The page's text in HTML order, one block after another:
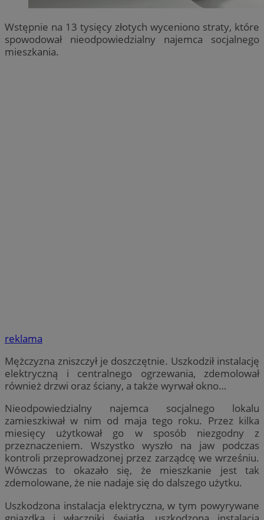
Wstępnie na 13 tysięcy złotych wyceniono straty, które
spowodował nieodpowiedzialny najemca socjalnego
mieszkania.
reklama
Mężczyzna zniszczył je doszczętnie. Uszkodził instalację
elektryczną i centralnego ogrzewania, zdemolował
również drzwi oraz ściany, a także wyrwał okno…
Nieodpowiedzialny najemca socjalnego lokalu
zamieszkiwał w nim od maja tego roku. Przez kilka
miesięcy użytkował go w sposób niezgodny z
przeznaczeniem. Wszystko wyszło na jaw podczas
kontroli przeprowadzonej przez zarządcę we wrześniu.
Wówczas to okazało się, że mieszkanie jest tak
zdemolowane, że nie nadaje się do dalszego użytku.
Uszkodzona instalacja elektryczna, w tym powyrywane